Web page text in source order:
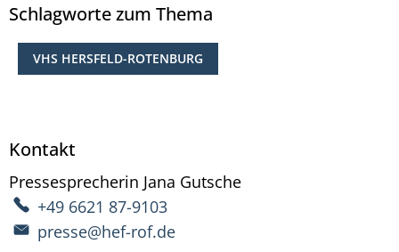
Schlagworte zum Thema
VHS HERSFELD-ROTENBURG
Kontakt
Pressesprecherin Jana Gutsche
+49 6621 87-9103
presse@hef-rof.de